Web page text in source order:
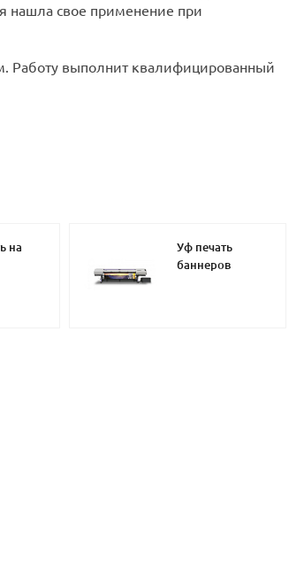
нашла свое применение при
Работу выполнит квалифицированный
на
Уф печать
баннеров